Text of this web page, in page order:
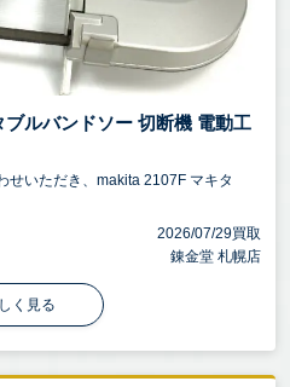
ルバンドソー 切断機 電動工
せいただき、makita 2107F マキタ
2026/07/29買取
錬金堂 札幌店
く見る